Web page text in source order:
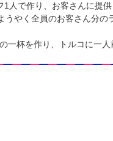
1人で作り、お客さんに提供
うやく全員のお客さん分の
一杯を作り、トルコに一